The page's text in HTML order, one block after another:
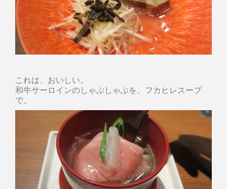
これは、おいしい。
和牛サーロインのしゃぶしゃぶを、フカヒレスープ
で。